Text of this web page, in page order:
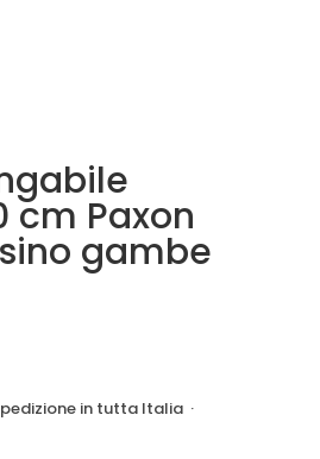
cm Paxon
gambe
in tutta Italia ·